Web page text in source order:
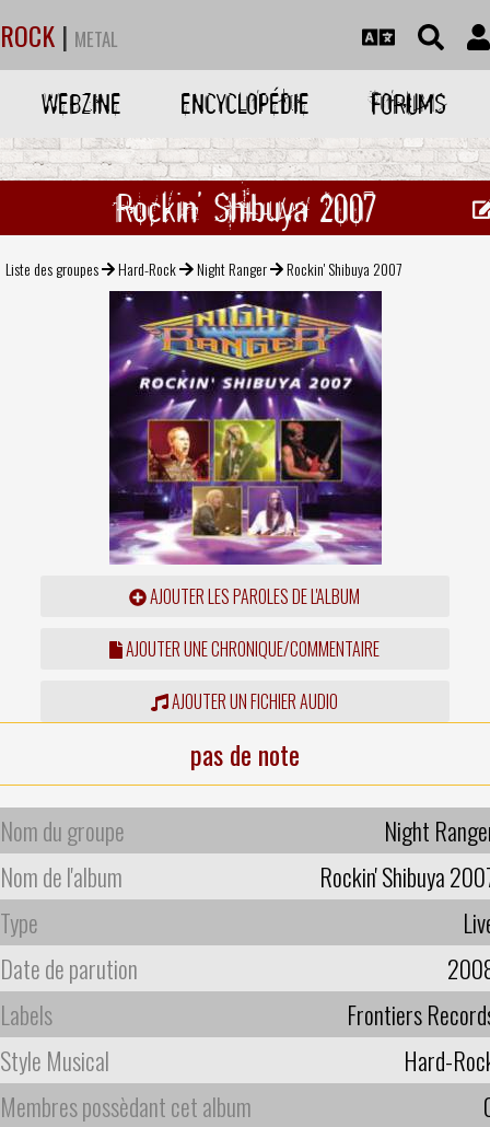
ROCK | METAL
WEBZINE ENCYCLOPÉDIE FORUMS
Rockin' Shibuya 2007
Liste des groupes Hard-Rock Night Ranger Rockin' Shibuya 2007
AJOUTER LES PAROLES DE L'ALBUM
AJOUTER UNE CHRONIQUE/COMMENTAIRE
AJOUTER UN FICHIER AUDIO
pas de note
Nom du groupe
Night
Nom de l'album
Rockin' Shibuya
Type
Date de parution
Labels
Frontiers
Style Musical
Hard-
Membres possèdant cet album